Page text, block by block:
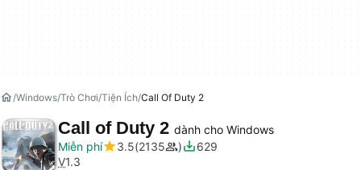
Windows Trò Chơi Tiện Ích Call Of Duty 2
Call of Duty 2 dành cho Windows
Miễn phí
3.5 2135
629
V1.3